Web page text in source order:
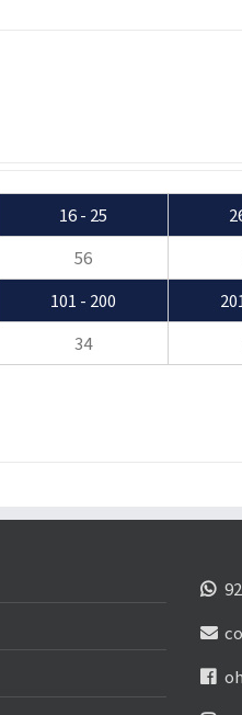
16 - 25
56
101 - 200
34